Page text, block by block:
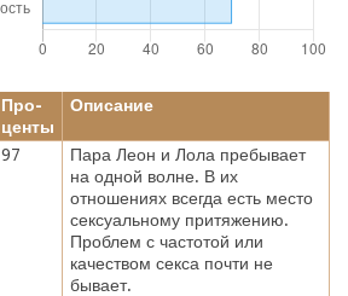
Про-
центы
Описание
97
Пара Леон и Лола пребывает
на одной волне. В их
отношениях всегда есть место
сексуальному притяжению.
Проблем с частотой или
качеством секса почти не
бывает.